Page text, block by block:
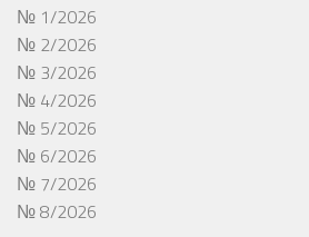
№ 1/2026
№ 2/2026
№ 3/2026
№ 4/2026
№ 5/2026
№ 6/2026
№ 7/2026
№ 8/2026